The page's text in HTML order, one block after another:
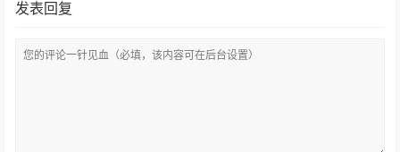
发表回复